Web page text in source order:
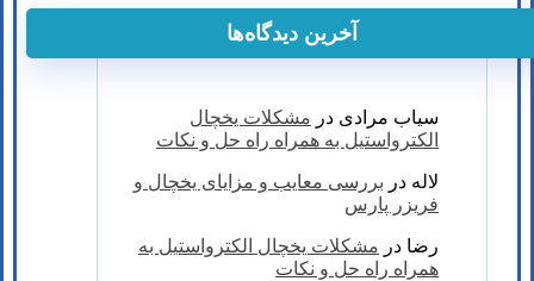
آخرین دیدگاه‌ها
سیاب مرادی در مشکلات یخچال
الکترواستیل به همراه راه حل و نکات
لاله در بررسی معایب و مزایای یخچال و
فریزر پارس
رضا در مشکلات یخچال الکترواستیل به
همراه راه حل و نکات